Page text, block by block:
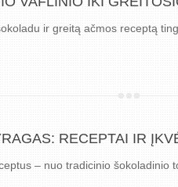
ir greitą ačmos receptą
RECEPTAI IR
– nuo tradicinio